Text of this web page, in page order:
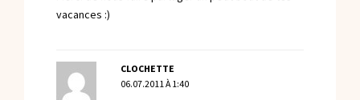
vacances :)
CLOCHETTE
06.07.2011 À 1:40